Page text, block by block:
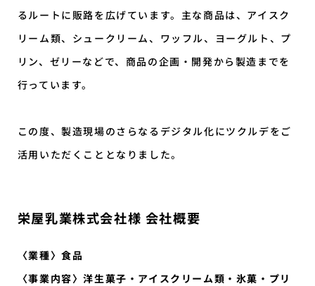
るルートに販路を広げています。主な商品は、アイスク
リーム類、シュークリーム、ワッフル、ヨーグルト、プ
リン、ゼリーなどで、商品の企画・開発から製造までを
行っています。
この度、製造現場のさらなるデジタル化にツクルデをご
活用いただくこととなりました。
栄屋乳業株式会社様 会社概要
〈業種〉食品
〈事業内容〉洋生菓子・アイスクリーム類・氷菓・プリ